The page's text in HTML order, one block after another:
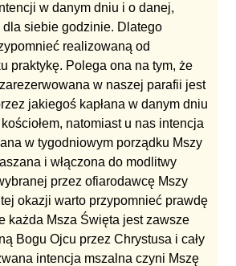
w danym dniu i o danej,
siebie godzinie. Dlatego
realizowaną od
praktykę. Polega ona na tym, że
w naszej parafii jest
jakiegoś kapłana w danym dniu
natomiast u nas intencja
w tygodniowym porządku Mszy
i włączona do modlitwy
przez ofiarodawcę Mszy
okazji warto przypomnieć prawdę
każda Msza Święta jest zawsze
Bogu Ojcu przez Chrystusa i cały
intencja mszalna czyni Mszę